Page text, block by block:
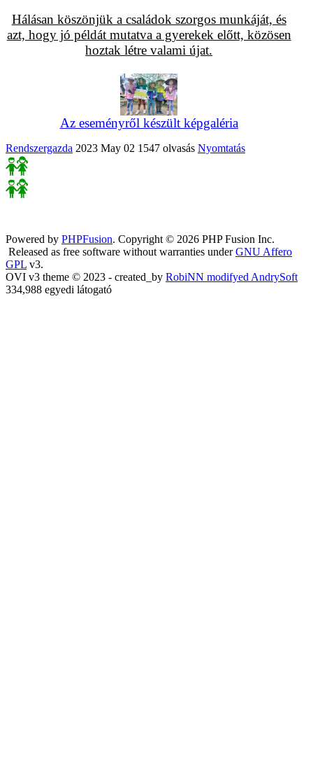
Hálásan köszönjük a családok szorgos munkáját, és
azt, hogy jó példát mutatva a gyerekek előtt, közösen
hoztak létre valami újat.
Az eseményről készült képgaléria
Rendszergazda 2023 May 02 1547 olvasás Nyomtatás
Powered by PHPFusion. Copyright © 2026 PHP Fusion Inc.
Released as free software without warranties underGNU Affero
GPL v3.
OVI v3 theme © 2023 - created_by RobiNN modifyed AndrySoft
334,988 egyedi látogató